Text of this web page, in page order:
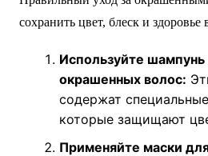
сохранить цвет, блеск и
Используйте
окрашенных волос:
содержат
которые защищают
Применяйте маски